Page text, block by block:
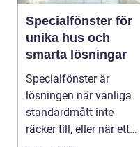
Specialfönster för
unika hus och
smarta lösningar
Specialfönster är
lösningen när vanliga
standardmått inte
räcker till, eller när ett